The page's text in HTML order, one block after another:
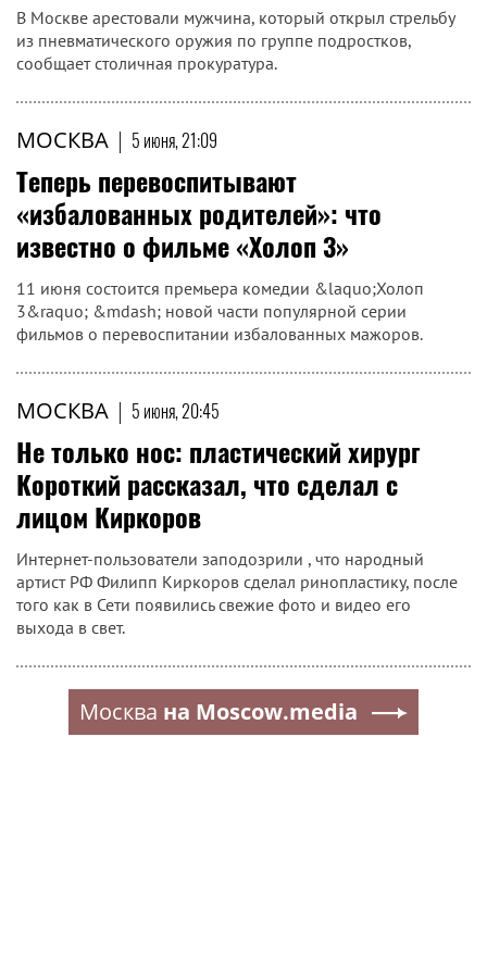
В Москве арестовали мужчина, который открыл стрельбу
из пневматического оружия по группе подростков,
сообщает столичная прокуратура.
МОСКВА | 5 июня, 21:09
Теперь перевоспитывают
«избалованных родителей»: что
известно о фильме «Холоп 3»
11 июня состоится премьера комедии &laquo;Холоп
3&raquo; &mdash; новой части популярной серии
фильмов о перевоспитании избалованных мажоров.
МОСКВА | 5 июня, 20:45
Не только нос: пластический хирург
Короткий рассказал, что сделал с
лицом Киркоров
Интернет-пользователи заподозрили , что народный
артист РФ Филипп Киркоров сделал ринопластику, после
того как в Сети появились свежие фото и видео его
выхода в свет.
Москва на Moscow.media